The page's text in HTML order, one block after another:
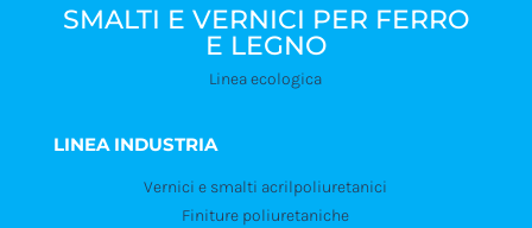
SMALTI E VERNICI PER FERRO
E LEGNO
Linea ecologica
LINEA INDUSTRIA
Vernici e smalti acrilpoliuretanici
Finiture poliuretaniche